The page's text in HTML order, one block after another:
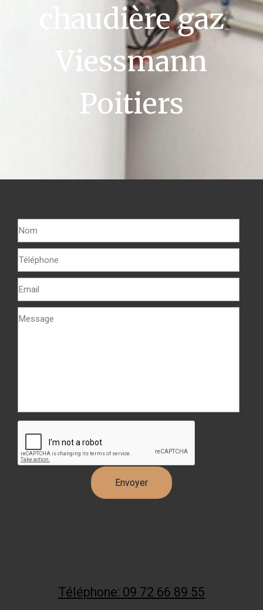
chaudière gaz
Viessmann
Poitiers
Téléphone: 09 72 66 89 55